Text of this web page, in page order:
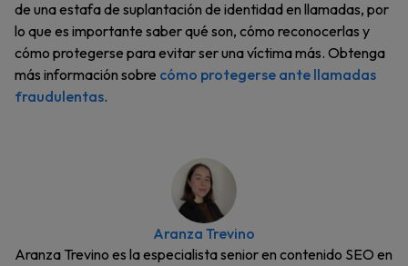
de una estafa de suplantación de identidad en llamadas, por
lo que es importante saber qué son, cómo reconocerlas y
cómo protegerse para evitar ser una víctima más. Obtenga
más información sobre cómo protegerse ante llamadas
fraudulentas.
Aranza Trevino
Aranza Trevino es la especialista senior en contenido SEO en